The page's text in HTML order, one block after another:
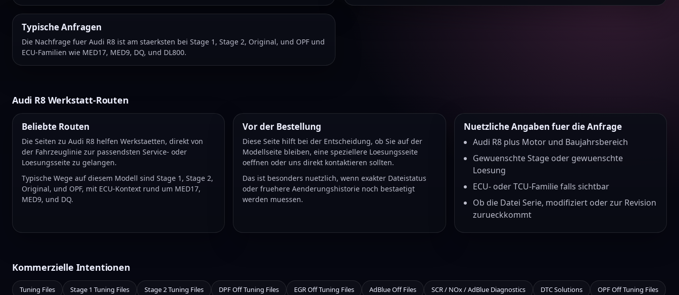
Typische Anfragen
Die Nachfrage fuer Audi R8 ist am staerksten bei Stage 1, Stage 2, Original, und OPF und
ECU-Familien wie MED17, MED9, DQ, und DL800.
Audi R8 Werkstatt-Routen
Beliebte Routen
Die Seiten zu Audi R8 helfen Werkstaetten, direkt von
der Fahrzeuglinie zur passendsten Service- oder
Loesungsseite zu gelangen.
Typische Wege auf diesem Modell sind Stage 1, Stage 2,
Original, und OPF, mit ECU-Kontext rund um MED17,
MED9, und DQ.
Vor der Bestellung
Diese Seite hilft bei der Entscheidung, ob Sie auf der
Modellseite bleiben, eine speziellere Loesungsseite
oeffnen oder uns direkt kontaktieren sollten.
Das ist besonders nuetzlich, wenn exakter Dateistatus
oder fruehere Aenderungshistorie noch bestaetigt
werden muessen.
Nuetzliche Angaben fuer die Anfrage
Audi R8 plus Motor und Baujahrsbereich
Gewuenschte Stage oder gewuenschte
Loesung
ECU- oder TCU-Familie falls sichtbar
Ob die Datei Serie, modifiziert oder zur Revision
zurueckkommt
Kommerzielle Intentionen
Tuning Files Stage 1 Tuning Files Stage 2 Tuning Files DPF Off Tuning Files EGR Off Tuning Files AdBlue Off Files SCR / NOx / AdBlue Diagnostics DTC Solutions OPF Off Tuning Files